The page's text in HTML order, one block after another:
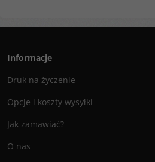
Informacje
Druk na życzenie
Opcje i koszty wysyłki
Jak zamawiać?
O nas